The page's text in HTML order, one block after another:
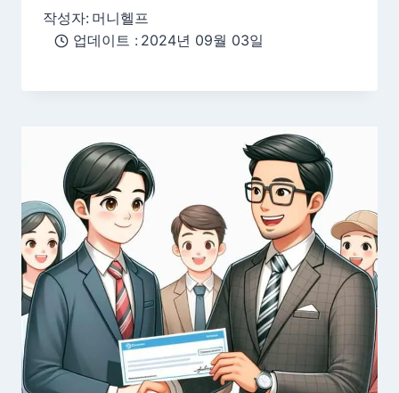
작성자: 머니헬프
업데이트 : 2024년 09월 03일